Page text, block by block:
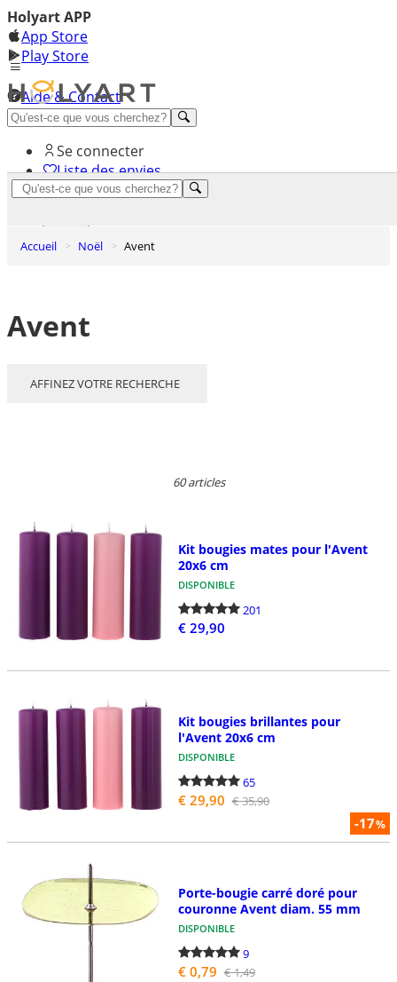
Holyart APP
App Store
Play Store
Aide & Contact
Découvrez Premium
Se connecter
Liste des envies
Accueil Noël Avent
Avent
AFFINEZ VOTRE RECHERCHE
60 articles
Kit bougies mates pour l'Avent
20x6 cm
DISPONIBLE
201
€ 29,90
-17%
Kit bougies brillantes pour
l'Avent 20x6 cm
DISPONIBLE
65
€ 29,90 € 35,90
Porte-bougie carré doré pour
couronne Avent diam. 55 mm
DISPONIBLE
9
€ 0,79 € 1,49